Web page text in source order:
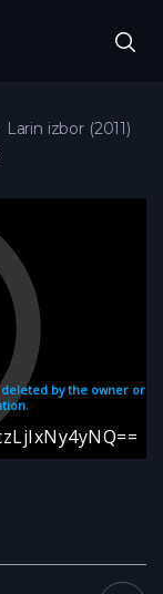
Larin izbor (2011)